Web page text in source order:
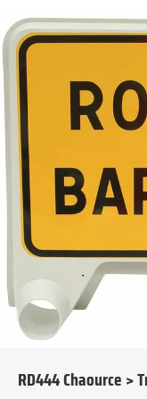
RD444 Chaource